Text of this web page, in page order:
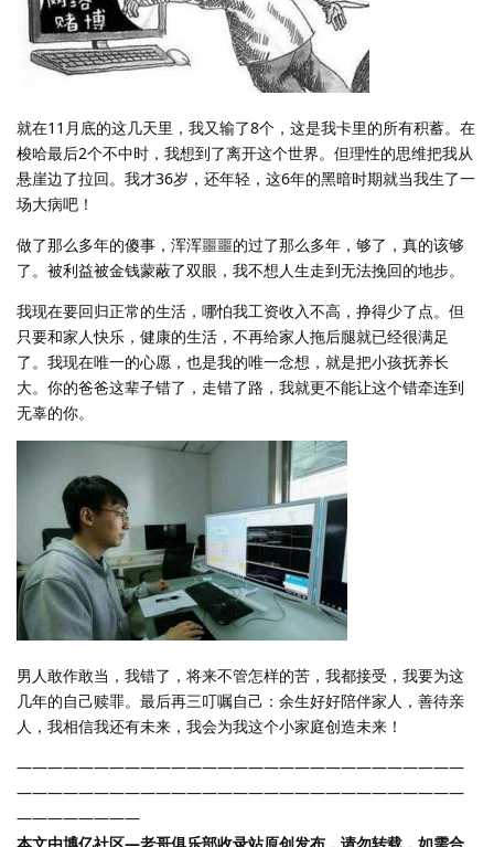
就在11月底的这几天里，我又输了8个，这是我卡里的所有积蓄。在
梭哈最后2个不中时，我想到了离开这个世界。但理性的思维把我从
悬崖边了拉回。我才36岁，还年轻，这6年的黑暗时期就当我生了一
场大病吧！
做了那么多年的傻事，浑浑噩噩的过了那么多年，够了，真的该够
了。被利益被金钱蒙蔽了双眼，我不想人生走到无法挽回的地步。
我现在要回归正常的生活，哪怕我工资收入不高，挣得少了点。但
只要和家人快乐，健康的生活，不再给家人拖后腿就已经很满足
了。我现在唯一的心愿，也是我的唯一念想，就是把小孩抚养长
大。你的爸爸这辈子错了，走错了路，我就更不能让这个错牵连到
无辜的你。
男人敢作敢当，我错了，将来不管怎样的苦，我都接受，我要为这
几年的自己赎罪。最后再三叮嘱自己：余生好好陪伴家人，善待亲
人，我相信我还有未来，我会为我这个小家庭创造未来！
—————————————————————————————
—————————————————————————————
————————